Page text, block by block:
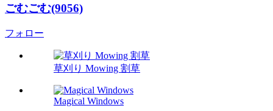
ごむごむ(9056)
フォロー
草刈り Mowing 割草
Magical Windows